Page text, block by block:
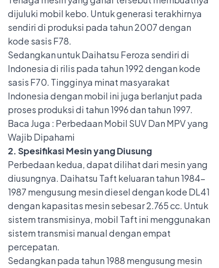
dijuluki mobil kebo. Untuk generasi terakhirnya
sendiri di produksi pada tahun 2007 dengan
kode sasis F78.
Sedangkan untuk Daihatsu Feroza sendiri di
Indonesia di rilis pada tahun 1992 dengan kode
sasis F70. Tingginya minat masyarakat
Indonesia dengan mobil ini juga berlanjut pada
proses produksi di tahun 1996 dan tahun 1997.
Baca Juga : Perbedaan Mobil SUV Dan MPV yang
Wajib Dipahami
2. Spesifikasi Mesin yang Diusung
Perbedaan kedua, dapat dilihat dari mesin yang
diusungnya. Daihatsu Taft keluaran tahun 1984-
1987 mengusung mesin diesel dengan kode DL41
dengan kapasitas mesin sebesar 2.765 cc. Untuk
sistem transmisinya, mobil Taft ini menggunakan
sistem transmisi manual dengan empat
percepatan.
Sedangkan pada tahun 1988 mengusung mesin